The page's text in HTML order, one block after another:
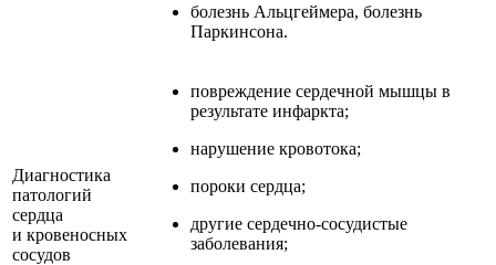
болезнь Альцгеймера, болезнь
Паркинсона.
Диагностика
патологий
сердца
и кровеносных
сосудов
повреждение сердечной мышцы в
результате инфаркта;
нарушение кровотока;
пороки сердца;
другие сердечно-сосудистые
заболевания;